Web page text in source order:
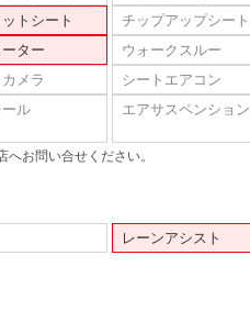
トシート チップアップシート
ター ウォークスルー
メラ シートエアコン
ル エアサスペンション
お問い合せください。
レーンアシスト